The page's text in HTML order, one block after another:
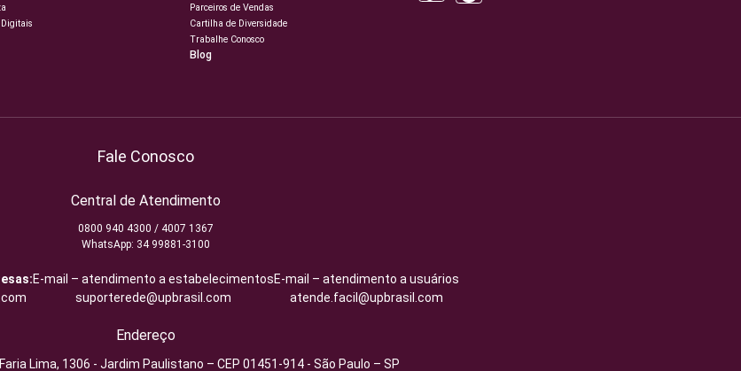
Digitais
Parceiros de Vendas
Cartilha de Diversidade
Trabalhe Conosco
Blog
Fale Conosco
Central de Atendimento
0800 940 4300 / 4007 1367
WhatsApp: 34 99881-3100
E-mail – atendimento a estabelecimentos
suporterede@upbrasil.com
E-mail – atendimento a usuários
atende.facil@upbrasil.com
Endereço
Lima, 1306 - Jardim Paulistano – CEP 01451-914 - São Paulo – SP